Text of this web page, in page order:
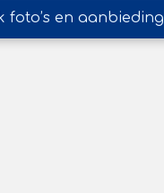
foto’s en aanbieding